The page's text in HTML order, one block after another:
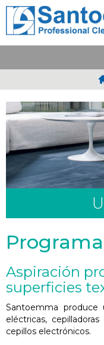
Aspiración
superficies
Santoemma
eléctricas,
cepillos electrónicos.